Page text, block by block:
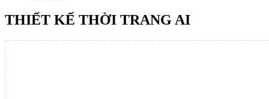
THIẾT KẾ THỜI TRANG AI